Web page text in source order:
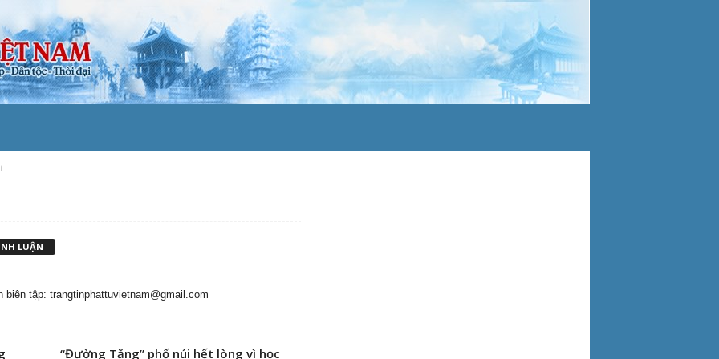
LUẬN
biên tập: trangtinphattuvietnam@gmail.com
“Đường Tăng” phố núi hết lòng vì học